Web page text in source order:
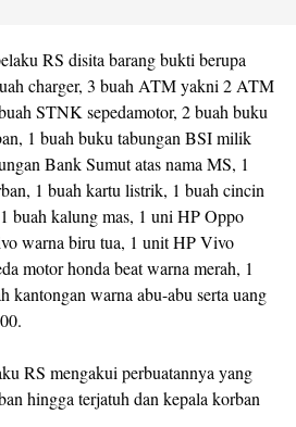
RS disita barang bukti berupa
charger, 3 buah ATM yakni 2 ATM
STNK sepedamotor, 2 buah buku
1 buah buku tabungan BSI milik
Bank Sumut atas nama MS, 1
1 buah kartu listrik, 1 buah cincin
buah kalung mas, 1 uni HP Oppo
warna biru tua, 1 unit HP Vivo
motor honda beat warna merah, 1
kantongan warna abu-abu serta uang
RS mengakui perbuatannya yang
hingga terjatuh dan kepala korban